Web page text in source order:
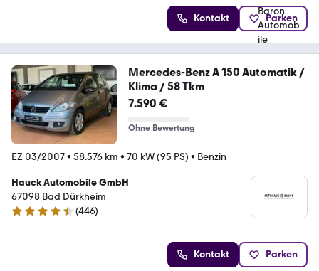
Kontakt Parken
Mercedes-Benz A 150 Automatik /
Klima / 58 Tkm
7.590 €
Ohne Bewertung
EZ 03/2007• 58.576 km • 70 kW (95 PS) • Benzin
Hauck Automobile GmbH
67098 Bad Dürkheim
4.4 Sterne
(446)
Kontakt Parken